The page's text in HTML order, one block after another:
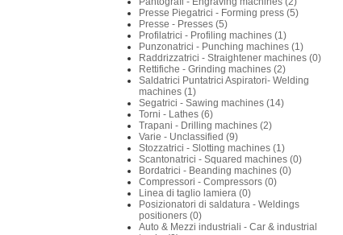
Presse Piegatrici - Forming press (5)
Presse - Presses (5)
Profilatrici - Profiling machines (1)
Punzonatrici - Punching machines (1)
Raddrizzatrici - Straightener machines (0)
Rettifiche - Grinding machines (2)
Saldatrici Puntatrici Aspiratori- Welding
machines (1)
Segatrici - Sawing machines (14)
Torni - Lathes (6)
Trapani - Drilling machines (2)
Varie - Unclassified (9)
Stozzatrici - Slotting machines (1)
Scantonatrici - Squared machines (0)
Bordatrici - Beanding machines (0)
Compressori - Compressors (0)
Linea di taglio lamiera (0)
Posizionatori di saldatura - Weldings
positioners (0)
Auto & Mezzi industriali - Car & industrial